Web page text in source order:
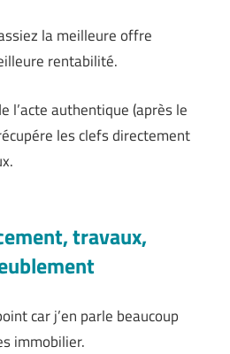
la meilleure offre
rentabilité.
l’acte authentique (après le
les clefs directement
travaux,
car j’en parle beaucoup
immobilier.